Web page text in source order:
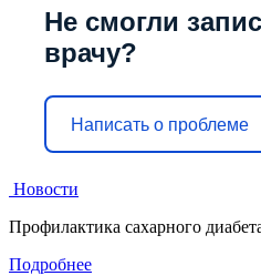
Не смогли
врачу?
Написать о проблеме
Новости
Профилактика сахарного
Подробнее